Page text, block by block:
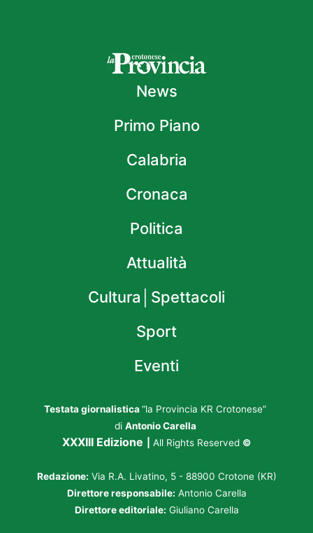
News
Primo Piano
Calabria
Cronaca
Politica
Attualità
Cultura│Spettacoli
Sport
Eventi
Testata giornalistica “la Provincia KR Crotonese”
di Antonio Carella
XXXIII Edizione All Rights Reserved ©
Redazione: Via R.A. Livatino, 5 - 88900 Crotone (KR)
Direttore responsabile: Antonio Carella
Direttore editoriale: Giuliano Carella